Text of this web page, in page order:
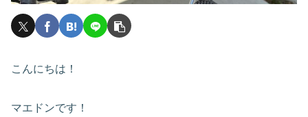
こんにちは！
マエドンです！